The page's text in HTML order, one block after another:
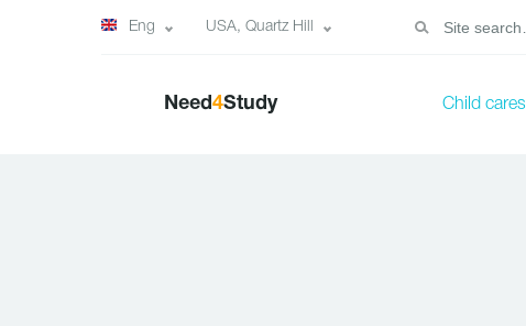
Eng USA, Quartz Hill
Need4Study Child cares